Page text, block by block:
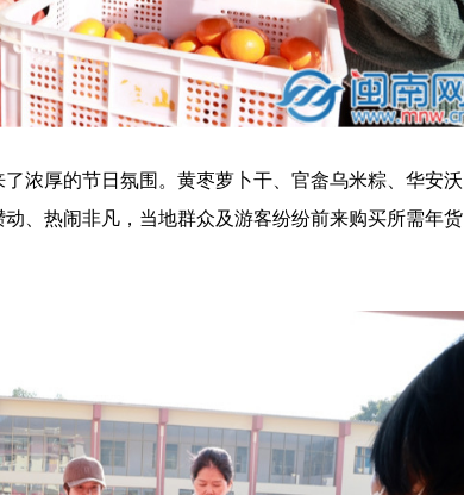
厚的节日氛围。黄枣萝卜干、官畲乌米粽、华安沃
、热闹非凡，当地群众及游客纷纷前来购买所需年货